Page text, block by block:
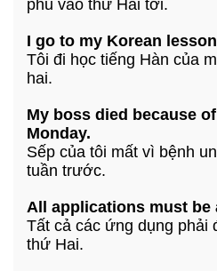
phủ vào thứ Hai tới.
I go to my Korean
Tôi đi học tiếng Hàn của
hai.
My boss died because
Monday.
Sếp của tôi mất vì bệnh
tuần trước.
All applications must be
Tất cả các ứng dụng
thứ Hai.